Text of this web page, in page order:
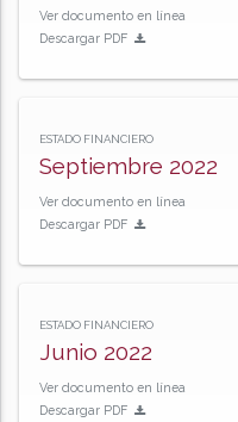
Ver documento en línea
Descargar PDF
ESTADO FINANCIERO
Septiembre 2022
Ver documento en línea
Descargar PDF
ESTADO FINANCIERO
Junio 2022
Ver documento en línea
Descargar PDF